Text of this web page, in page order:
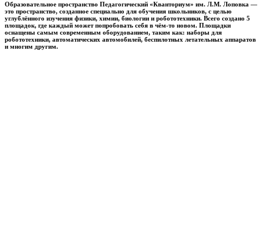
Образовательное пространство Педагогический «Кванториум» им. Л.М. Лоповка —
это пространство, созданное специально для обучения школьников, с целью
углублённого изучения физики, химии, биологии и робототехники. Всего создано 5
площадок, где каждый может попробовать себя в чём-то новом. Площадки
оснащены самым современным оборудованием, таким как: наборы для
робототехники, автоматических автомобилей, беспилотных летательных аппаратов
и многим другим.